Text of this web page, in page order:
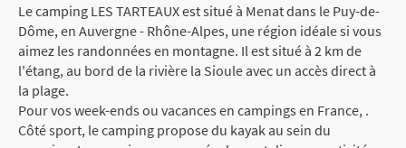
Le camping LES TARTEAUX est situé à Menat dans le Puy-de-
Dôme, en Auvergne - Rhône-Alpes, une région idéale si vous
aimez les randonnées en montagne. Il est situé à 2 km de
l'étang, au bord de la rivière la Sioule avec un accès direct à
la plage.
Pour vos week-ends ou vacances en campings en France, .
Côté sport, le camping propose du kayak au sein du